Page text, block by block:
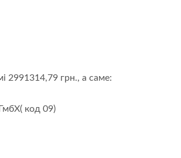
2991314,79 грн., а саме:
код 09)